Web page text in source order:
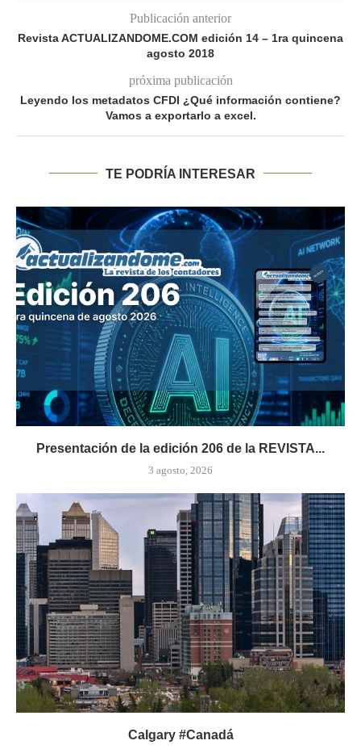
Publicación anterior
Revista ACTUALIZANDOME.COM edición 14 – 1ra quincena
agosto 2018
próxima publicación
Leyendo los metadatos CFDI ¿Qué información contiene?
Vamos a exportarlo a excel.
TE PODRÍA INTERESAR
Presentación de la edición 206 de la REVISTA...
3 agosto, 2026
Calgary #Canadá